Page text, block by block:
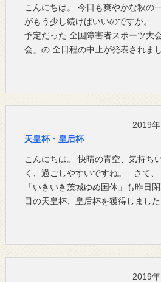
こんにちは。 今日も爽やかな秋の
がもう少し続けばいいのですが。
予定だった 全国障害者スポーツ大
会」の 全日程の中止が発表されま
2019
天皇杯・皇后杯
こんにちは。 快晴の青空、気持ち
く、過ごしやすいですね。 さて、
「いきいき茨城ゆめ国体」も昨日
目の天皇杯、皇后杯を獲得しまし
2019